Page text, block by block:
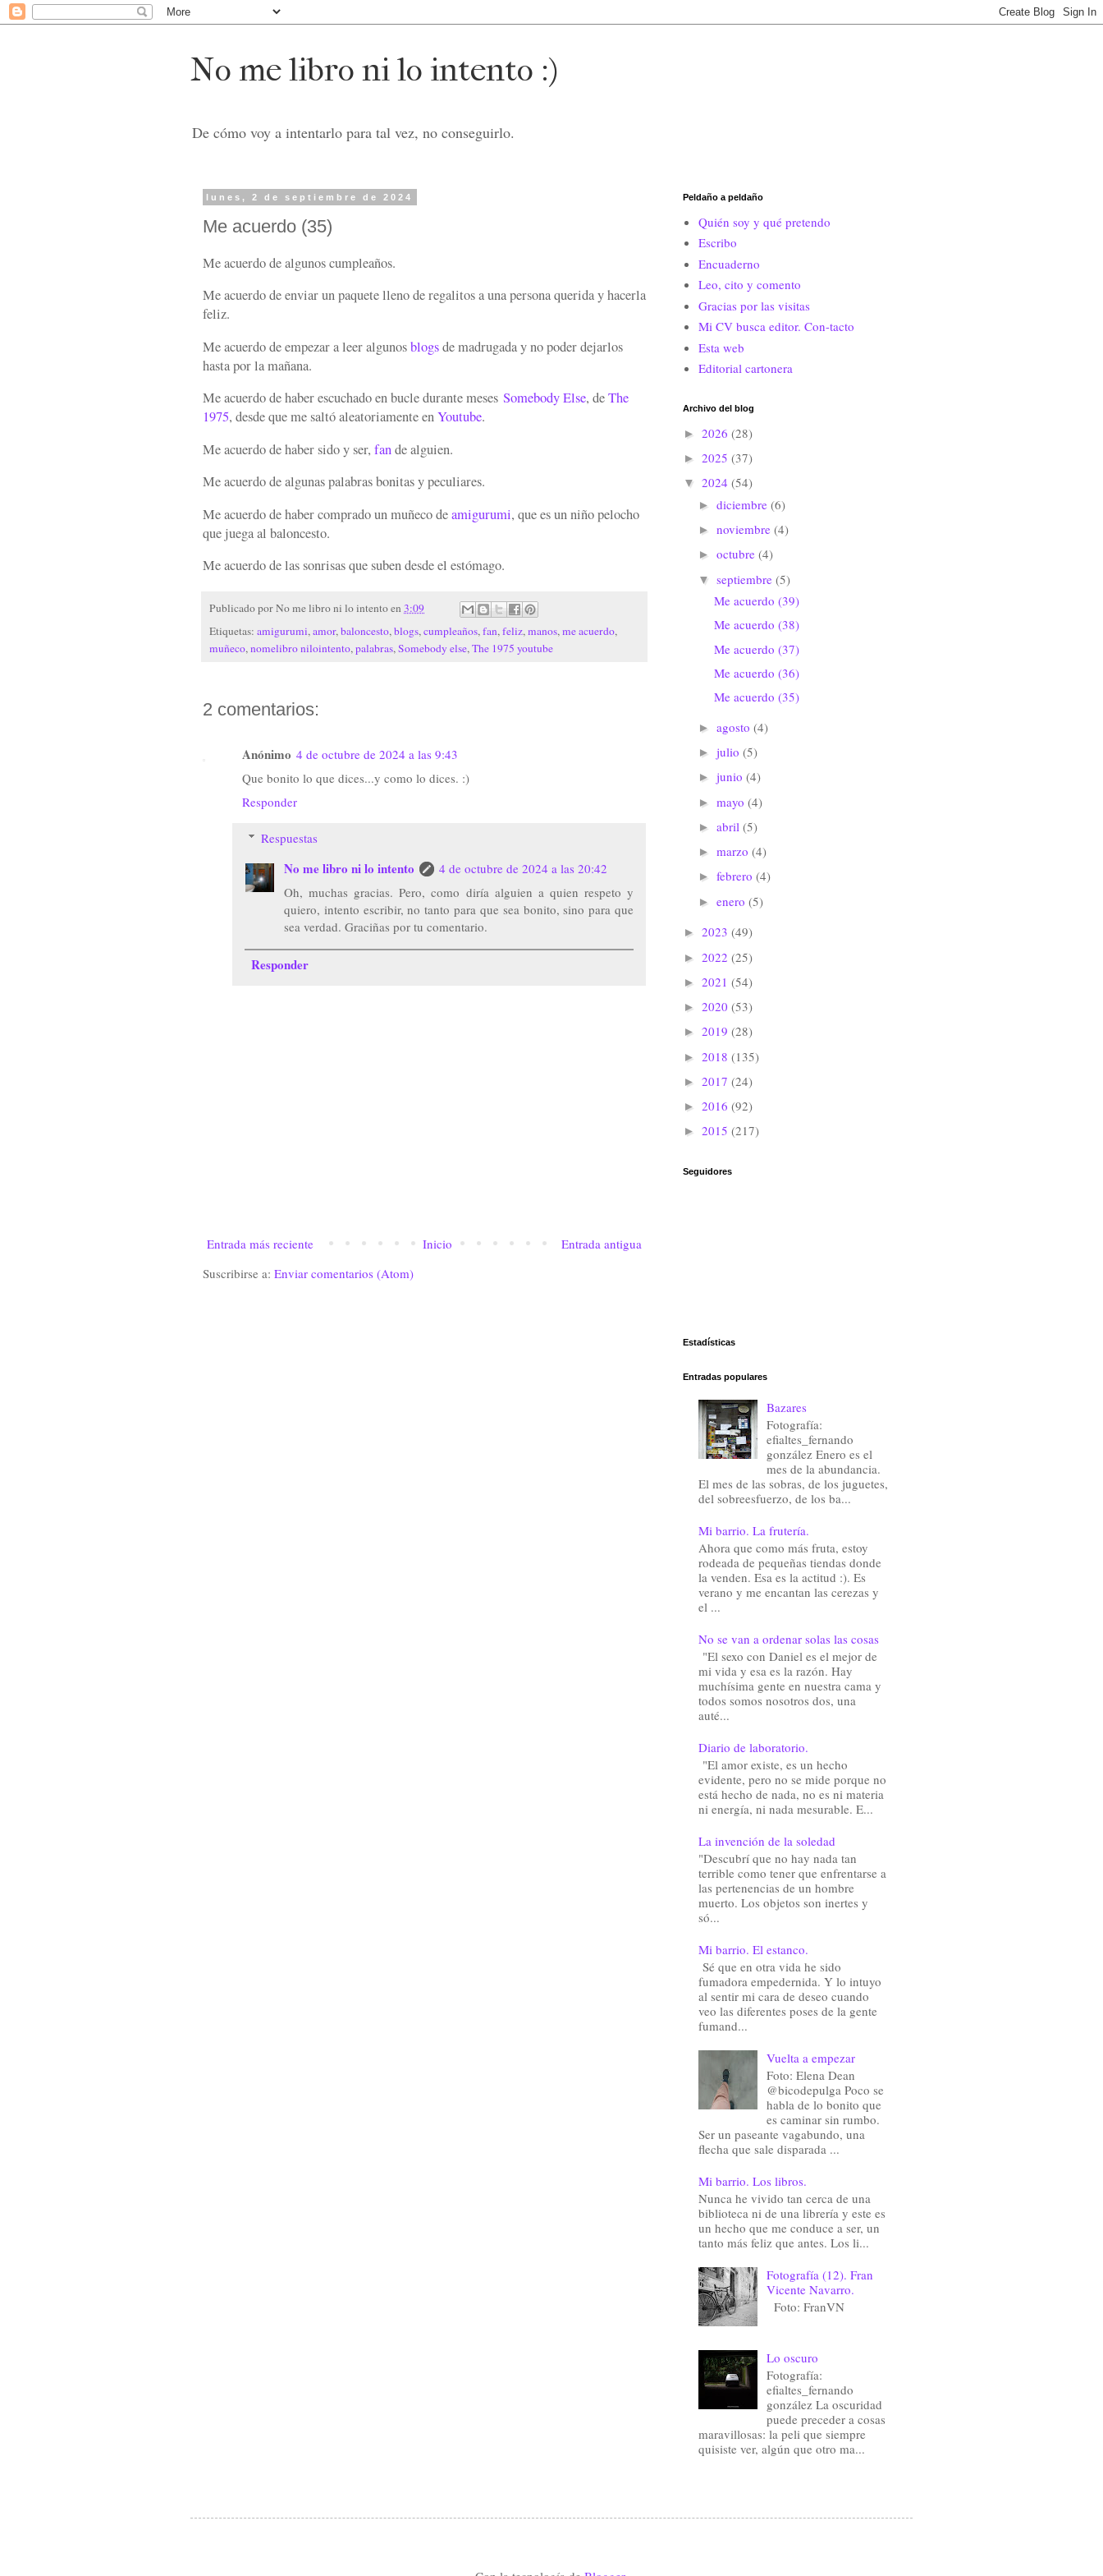
No me libro ni lo intento :)
De cómo voy a intentarlo para tal vez, no conseguirlo.
lunes, 2 de septiembre de 2024
Me acuerdo (35)
Me acuerdo de algunos cumpleaños.
Me acuerdo de enviar un paquete lleno de regalitos a una persona querida y hacerla
feliz.
Me acuerdo de empezar a leer algunosblogsde madrugada y no poder dejarlos
hasta por la mañana.
Me acuerdo de haber escuchado en bucle durante meses Somebody Else, deThe
1975, desde que me saltó aleatoriamente enYoutube.
Me acuerdo de haber sido y ser, fande alguien.
Me acuerdo de algunas palabras bonitas y peculiares.
Me acuerdo de haber comprado un muñeco deamigurumi, que es un niño pelocho
que juega al baloncesto.
Me acuerdo de las sonrisas que suben desde el estómago.
Publicado porNo me libro ni lo intentoen 3:09
Etiquetas: amigurumi,amor,baloncesto,blogs,cumpleaños,fan,feliz,manos,me acuerdo,
muñeco,nomelibro nilointento,palabras,Somebody else,The 1975 youtube
2 comentarios:
Anónimo 4 de octubre de 2024 a las 9:43
Que bonito lo que dices...y como lo dices. :)
Responder
Respuestas
No me libro ni lo intento
4 de octubre de 2024 a las 20:42
Oh, muchas gracias. Pero, como diría alguien a quien respeto y
quiero, intento escribir, no tanto para que sea bonito, sino para que
sea verdad. Graciñas por tu comentario.
Responder
Entrada más reciente Entrada antigua
Inicio
Suscribirse a: Enviar comentarios (Atom)
Peldaño a peldaño
Quién soy y qué pretendo
Escribo
Encuaderno
Leo, cito y comento
Gracias por las visitas
Mi CV busca editor. Con-tacto
Esta web
Editorial cartonera
Archivo del blog
► 2026 (28)
► 2025 (37)
▼ 2024 (54)
► diciembre (6)
► noviembre (4)
► octubre (4)
▼ septiembre (5)
Me acuerdo (39)
Me acuerdo (38)
Me acuerdo (37)
Me acuerdo (36)
Me acuerdo (35)
► agosto (4)
► julio (5)
► junio (4)
► mayo (4)
► abril (5)
► marzo (4)
► febrero (4)
► enero (5)
► 2023 (49)
► 2022 (25)
► 2021 (54)
► 2020 (53)
► 2019 (28)
► 2018 (135)
► 2017 (24)
► 2016 (92)
► 2015 (217)
Seguidores
Estadísticas
Entradas populares
Bazares
Fotografía:
efialtes_fernando
gonzález Enero es el
mes de la abundancia.
El mes de las sobras, de los juguetes,
del sobreesfuerzo, de los ba...
Mi barrio. La frutería.
Ahora que como más fruta, estoy
rodeada de pequeñas tiendas donde
la venden. Esa es la actitud :). Es
verano y me encantan las cerezas y
el ...
No se van a ordenar solas las cosas
"El sexo con Daniel es el mejor de
mi vida y esa es la razón. Hay
muchísima gente en nuestra cama y
todos somos nosotros dos, una
auté...
Diario de laboratorio.
"El amor existe, es un hecho
evidente, pero no se mide porque no
está hecho de nada, no es ni materia
ni energía, ni nada mesurable. E...
La invención de la soledad
"Descubrí que no hay nada tan
terrible como tener que enfrentarse a
las pertenencias de un hombre
muerto. Los objetos son inertes y
só...
Mi barrio. El estanco.
Sé que en otra vida he sido
fumadora empedernida. Y lo intuyo
al sentir mi cara de deseo cuando
veo las diferentes poses de la gente
fumand...
Vuelta a empezar
Foto: Elena Dean
@bicodepulga Poco se
habla de lo bonito que
es caminar sin rumbo.
Ser un paseante vagabundo, una
flecha que sale disparada ...
Mi barrio. Los libros.
Nunca he vivido tan cerca de una
biblioteca ni de una librería y este es
un hecho que me conduce a ser, un
tanto más feliz que antes. Los li...
Fotografía (12). Fran
Vicente Navarro.
Foto: FranVN
Lo oscuro
Fotografía:
efialtes_fernando
gonzález La oscuridad
puede preceder a cosas
maravillosas: la peli que siempre
quisiste ver, algún que otro ma...